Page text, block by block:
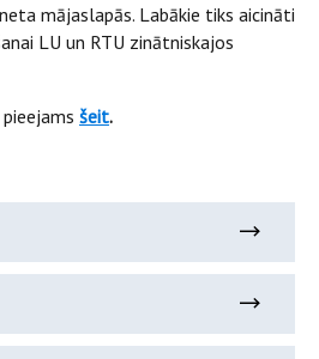
mājaslapās. Labākie tiks aicināti
LU un RTU zinātniskajos
šeit.